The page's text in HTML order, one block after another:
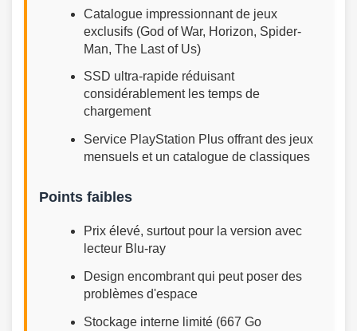
Catalogue impressionnant de jeux
exclusifs (God of War, Horizon, Spider-
Man, The Last of Us)
SSD ultra-rapide réduisant
considérablement les temps de
chargement
Service PlayStation Plus offrant des jeux
mensuels et un catalogue de classiques
Points faibles
Prix élevé, surtout pour la version avec
lecteur Blu-ray
Design encombrant qui peut poser des
problèmes d'espace
Stockage interne limité (667 Go